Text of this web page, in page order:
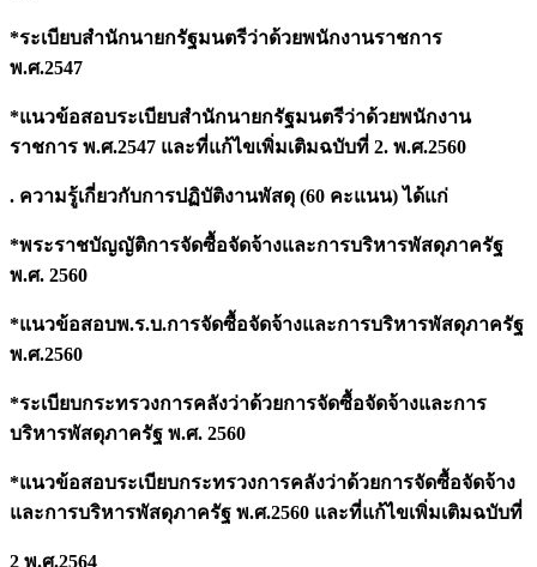
*ระเบียบสำนักนายกรัฐมนตรีว่าด้วยพนักงานราชการ
พ.ศ.2547
*แนวข้อสอบระเบียบสำนักนายกรัฐมนตรีว่าด้วยพนักงาน
ราชการ พ.ศ.2547 และที่แก้ไขเพิ่มเติมฉบับที่ 2. พ.ศ.2560
. ความรู้เกี่ยวกับการปฏิบัติงานพัสดุ (60 คะแนน) ได้แก่
*พระราชบัญญัติการจัดซื้อจัดจ้างและการบริหารพัสดุภาครัฐ
พ.ศ. 2560
*แนวข้อสอบพ.ร.บ.การจัดซื้อจัดจ้างและการบริหารพัสดุภาครัฐ
พ.ศ.2560
*ระเบียบกระทรวงการคลังว่าด้วยการจัดซื้อจัดจ้างและการ
บริหารพัสดุภาครัฐ พ.ศ. 2560
*แนวข้อสอบระเบียบกระทรวงการคลังว่าด้วยการจัดซื้อจัดจ้าง
และการบริหารพัสดุภาครัฐ พ.ศ.2560 และที่แก้ไขเพิ่มเติมฉบับที่
2 พ.ศ.2564